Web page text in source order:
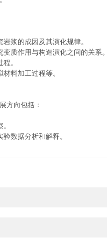
浆的成因及其演化规律。
质作用与构造演化之间的关系。
。
料加工过程等。
方向包括：
数据分析和解释。